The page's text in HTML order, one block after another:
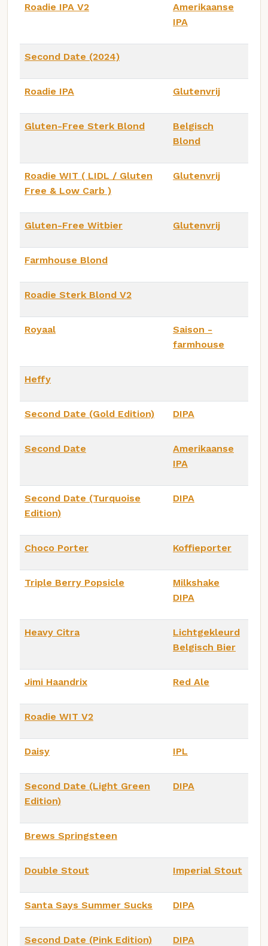
Roadie IPA V2
Amerikaanse
IPA
Second Date (2024)
Roadie IPA Glutenvrij
Gluten-Free Sterk Blond
Belgisch
Blond
Roadie WIT ( LIDL / Gluten
Free & Low Carb )
Glutenvrij
Gluten-Free Witbier Glutenvrij
Farmhouse Blond
Roadie Sterk Blond V2
Royaal
Saison -
farmhouse
Heffy
Second Date (Gold Edition) DIPA
Second Date
Amerikaanse
IPA
Second Date (Turquoise
Edition)
DIPA
Choco Porter Koffieporter
Triple Berry Popsicle
Milkshake
DIPA
Heavy Citra
Lichtgekleurd
Belgisch Bier
Jimi Haandrix Red Ale
Roadie WIT V2
Daisy IPL
Second Date (Light Green
Edition)
DIPA
Brews Springsteen
Double Stout Imperial Stout
Santa Says Summer Sucks DIPA
Second Date (Pink Edition) DIPA